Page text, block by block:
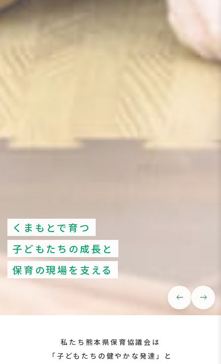
くまもとで育つ
子どもたちの成長と
保育の現場を支える
west east
私たち熊本県保育協議会は
「子どもたちの健やかな発達」と